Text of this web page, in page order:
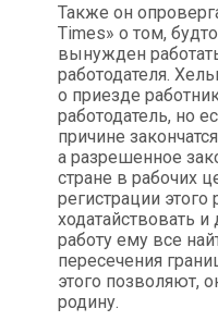
Также он
Times» о том,
вынужден
работодателя.
о приезде
работодатель, но
причине
а разрешенное
стране в рабочих
регистрации
ходатайствовать и
работу ему все
пересечения
этого позволяют,
родину.